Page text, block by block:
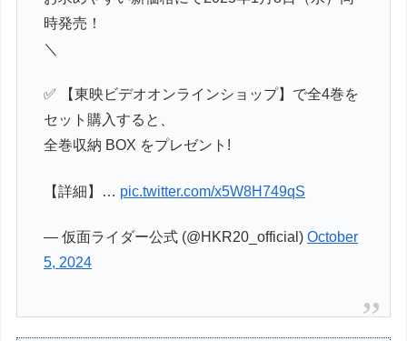
時発売！
＼
✅ 【東映ビデオオンラインショップ】で全4巻を
セット購入すると、
全巻収納 BOX をプレゼント!
【詳細】… pic.twitter.com/x5W8H749qS
— 仮面ライダー公式 (@HKR20_official)October
5, 2024